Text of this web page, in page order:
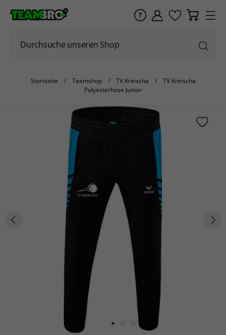
Startseite Teamshop TV Kreischa
TV Kreischa
Polyesterhose Junior